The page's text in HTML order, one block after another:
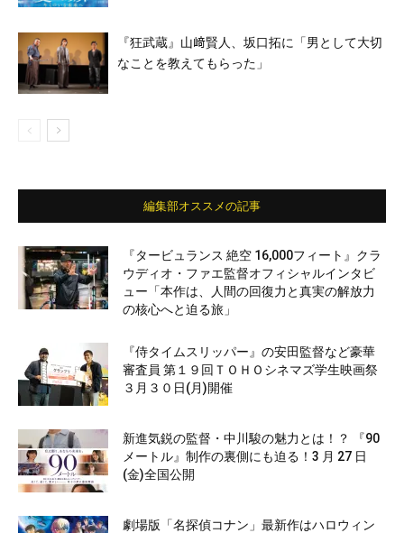
『狂武蔵』山﨑賢人、坂口拓に「男として大切
なことを教えてもらった」
編集部オススメの記事
『タービュランス 絶空 16,000フィート』クラ
ウディオ・ファエ監督オフィシャルインタビ
ュー「本作は、人間の回復力と真実の解放力
の核心へと迫る旅」
『侍タイムスリッパー』の安田監督など豪華
審査員 第１９回ＴＯＨＯシネマズ学生映画祭
３月３０日(月)開催
新進気鋭の監督・中川駿の魅力とは！？ 『90
メートル』制作の裏側にも迫る！3 月 27 日
(金)全国公開
劇場版「名探偵コナン」最新作はハロウィン